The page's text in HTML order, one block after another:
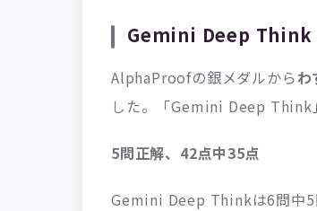
Gemini Deep Think
AlphaProofの銀メダルからわ
した。「Gemini Deep Think
5問正解、42点中35点
Gemini Deep Thinkは6問中5